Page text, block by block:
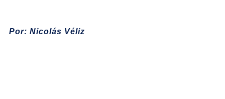
Por: Nicolás Véliz